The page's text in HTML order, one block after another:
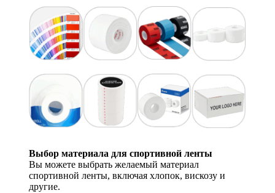
Выбор материала для спортивной ленты
Вы можете выбрать желаемый материал
спортивной ленты, включая хлопок, вискозу и
другие.